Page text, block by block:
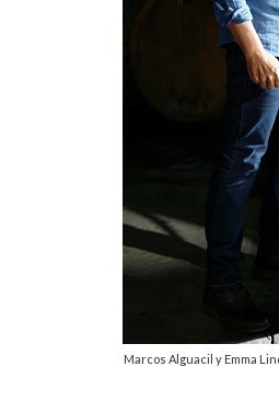
Marcos Alguacil y Emma